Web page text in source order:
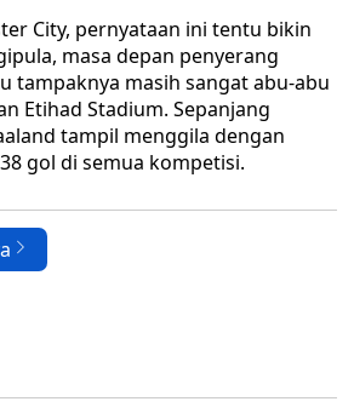
City, pernyataan ini tentu bikin
masa depan penyerang
tampaknya masih sangat abu-abu
Etihad Stadium. Sepanjang
tampil menggila dengan
gol di semua kompetisi.